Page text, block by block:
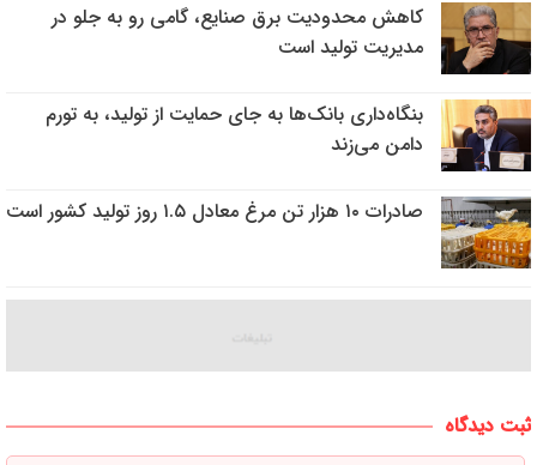
کاهش محدودیت برق صنایع، گامی رو به جلو در
مدیریت تولید است
بنگاه‌داری بانک‌ها به جای حمایت از تولید، به تورم
دامن می‌زند
صادرات ۱۰ هزار تن مرغ معادل ۱.۵ روز تولید کشور است
ثبت دیدگاه